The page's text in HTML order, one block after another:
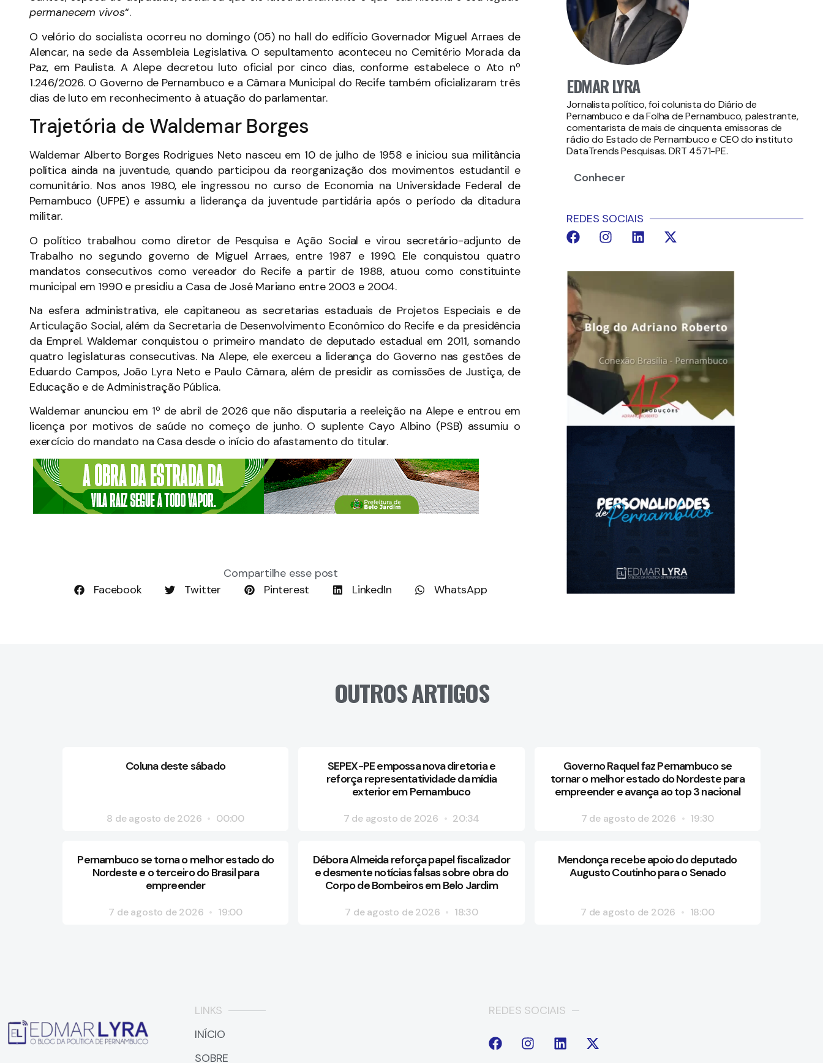
permanecem vivos“.
O velório do socialista ocorreu no domingo (05) no hall do edifício Governador Miguel Arraes de
Alencar, na sede da Assembleia Legislativa. O sepultamento aconteceu no Cemitério Morada da
Paz, em Paulista. A Alepe decretou luto oficial por cinco dias, conforme estabelece o Ato nº
1.246/2026. O Governo de Pernambuco e a Câmara Municipal do Recife também oficializaram três
dias de luto em reconhecimento à atuação do parlamentar.
Trajetória de Waldemar Borges
Waldemar Alberto Borges Rodrigues Neto nasceu em 10 de julho de 1958 e iniciou sua militância
política ainda na juventude, quando participou da reorganização dos movimentos estudantil e
comunitário. Nos anos 1980, ele ingressou no curso de Economia na Universidade Federal de
Pernambuco (UFPE) e assumiu a liderança da juventude partidária após o período da ditadura
militar.
O político trabalhou como diretor de Pesquisa e Ação Social e virou secretário-adjunto de
Trabalho no segundo governo de Miguel Arraes, entre 1987 e 1990. Ele conquistou quatro
mandatos consecutivos como vereador do Recife a partir de 1988, atuou como constituinte
municipal em 1990 e presidiu a Casa de José Mariano entre 2003 e 2004.
Na esfera administrativa, ele capitaneou as secretarias estaduais de Projetos Especiais e de
Articulação Social, além da Secretaria de Desenvolvimento Econômico do Recife e da presidência
da Emprel. Waldemar conquistou o primeiro mandato de deputado estadual em 2011, somando
quatro legislaturas consecutivas. Na Alepe, ele exerceu a liderança do Governo nas gestões de
Eduardo Campos, João Lyra Neto e Paulo Câmara, além de presidir as comissões de Justiça, de
Educação e de Administração Pública.
Waldemar anunciou em 1º de abril de 2026 que não disputaria a reeleição na Alepe e entrou em
licença por motivos de saúde no começo de junho. O suplente Cayo Albino (PSB) assumiu o
exercício do mandato na Casa desde o início do afastamento do titular.
Compartilhe esse post
Facebook
Twitter Pinterest LinkedIn WhatsApp
EDMAR LYRA
Jornalista político, foi colunista do Diário de
Pernambuco e da Folha de Pernambuco, palestrante,
comentarista de mais de cinquenta emissoras de
rádio do Estado de Pernambuco e CEO do instituto
DataTrends Pesquisas. DRT 4571-PE.
Conhecer
REDES SOCIAIS
OUTROS ARTIGOS
Coluna deste sábado
8 de agosto de 2026 00:00
SEPEX-PE empossa nova diretoria e
reforça representatividade da mídia
exterior em Pernambuco
7 de agosto de 2026 20:34
Governo Raquel faz Pernambuco se
tornar o melhor estado do Nordeste para
empreender e avança ao top 3 nacional
7 de agosto de 2026 19:30
Pernambuco se torna o melhor estado do
Nordeste e o terceiro do Brasil para
empreender
7 de agosto de 2026 19:00
Débora Almeida reforça papel fiscalizador
e desmente notícias falsas sobre obra do
Corpo de Bombeiros em Belo Jardim
7 de agosto de 2026 18:30
Mendonça recebe apoio do deputado
Augusto Coutinho para o Senado
7 de agosto de 2026 18:00
LINKS
INÍCIO
SOBRE
REDES SOCIAIS